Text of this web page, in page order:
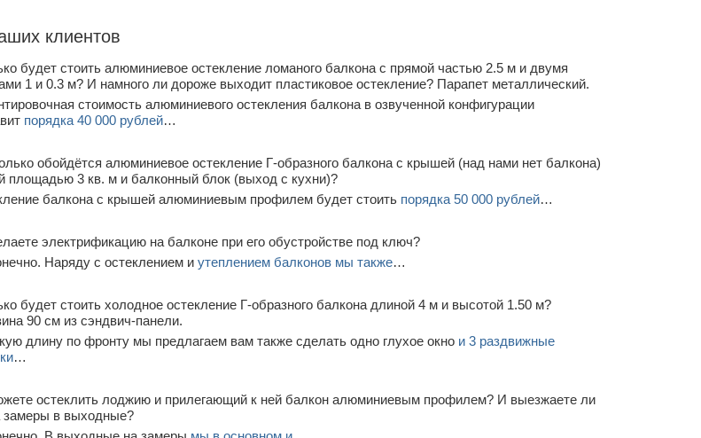
клиентов
будет стоить алюминиевое остекление ломаного балкона с прямой частью 2.5 м и двумя
1 и 0.3 м? И намного ли дороже выходит пластиковое остекление? Парапет металлический.
стоимость алюминиевого остекления балкона в озвученной конфигурации
порядка 40 000 рублей…
обойдётся алюминиевое остекление Г-образного балкона с крышей (над нами нет балкона)
площадью 3 кв. м и балконный блок (выход с кухни)?
балкона с крышей алюминиевым профилем будет стоить порядка 50 000 рублей…
электрификацию на балконе при его обустройстве под ключ?
Наряду с остеклением и утеплением балконов мы также…
будет стоить холодное остекление Г-образного балкона длиной 4 м и высотой 1.50 м?
90 см из сэндвич-панели.
длину по фронту мы предлагаем вам также сделать одно глухое окно и 3 раздвижные
…
остеклить лоджию и прилегающий к ней балкон алюминиевым профилем? И выезжаете ли
замеры в выходные?